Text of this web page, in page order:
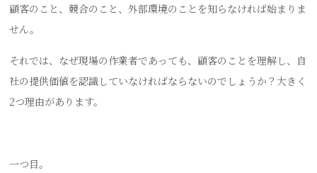
顧客のこと、競合のこと、外部環境のことを知らなければ始まりま
せん。
それでは、なぜ現場の作業者であっても、顧客のことを理解し、自
社の提供価値を認識していなければならないのでしょうか？大きく
2つ理由があります。
一つ目。